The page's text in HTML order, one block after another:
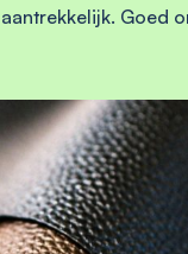
Goed